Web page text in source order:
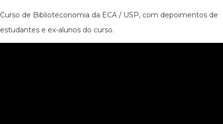
Curso de Biblioteconomia da ECA / USP, com depoimentos de
estudantes e ex-alunos do curso.